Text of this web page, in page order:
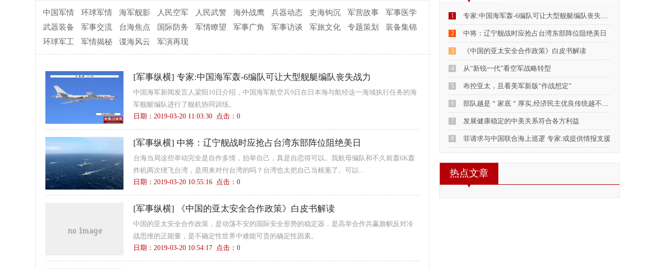
中国军情 环球军情 海军舰影 人民空军 人民武警 海外战鹰 兵器动态 史海钩沉 军营故事
军事医学
武器装备
军事交流 台海焦点 国际防务 军情瞭望 军事广角 军事访谈 军旅文化 专题策划
装备集锦
环球军工
军情揭秘 谍海风云 军演再现
[军事纵横] 专家:中国海军轰-6编队可让大型舰艇编队丧失战力
中国海军新闻发言人梁阳10日介绍，中国海军航空兵9日在日本海与航经这一海域执行任务的海
军舰艇编队进行了舰机协同训练。
日期：2019-03-20 11:03:30 点击： 0
[军事纵横] 中将：辽宁舰战时应抢占台湾东部阵位阻绝美日
台海当局这些举动完全是自作多情，抬举自己，真是自恋得可以。我航母编队和不久前轰6K轰
炸机两次绕飞台湾，是用来对付台湾的吗？台湾也太把自己当根葱了。可以...
日期：2019-03-20 10:55:16 点击： 0
[军事纵横] 《中国的亚太安全合作政策》白皮书解读
中国的亚太安全合作政策，是动荡不安的国际安全形势的稳定器，是高举合作共赢旗帜反对冷
战思维的正能量，是不确定性世界中难能可贵的确定性因素。
日期：2019-03-20 10:54:17 点击： 0
1 专家:中国海军轰-6编队可让大型舰艇编队丧失战力
2 中将：辽宁舰战时应抢占台湾东部阵位阻绝美日
3 《中国的亚太安全合作政策》白皮书解读
4 从“新锐一代”看空军战略转型
5 布控亚太，且看美军新版“作战想定”
6 部队越是＂家底＂厚实,经济民主优良传统越不能丢
7 发展健康稳定的中美关系符合各方利益
8 菲请求与中国联合海上巡逻 专家:或提供情报支援
热点文章